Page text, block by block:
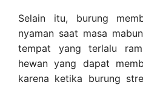
Selain itu, burung
nyaman saat masa
tempat yang terlalu
hewan yang dapat
karena ketika burung